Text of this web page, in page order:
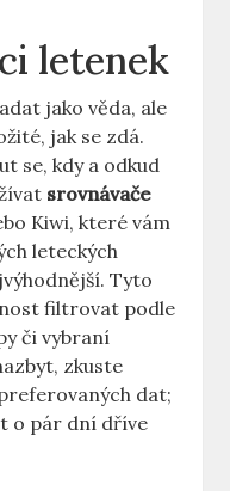
letenek
jako věda, ale
jak se zdá.
se, kdy a odkud
srovnávače
Kiwi, které vám
leteckých
Tyto
filtrovat podle
či vybraní
zkuste
dat;
o pár dní dříve